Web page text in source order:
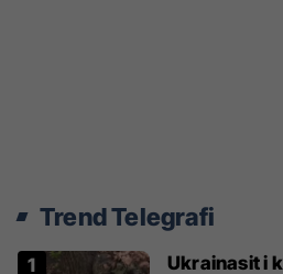
Trend Telegrafi
Ukrainasit i